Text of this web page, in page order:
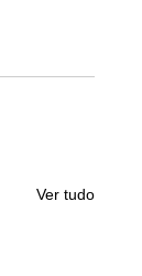
Ver tudo